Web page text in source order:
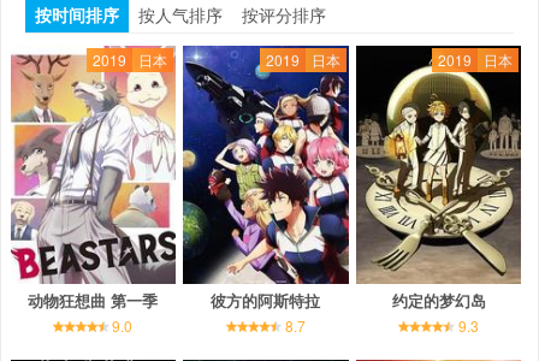
按时间排序
按人气排序 按评分排序
2019 日本
动物狂想曲 第一季
9.0
2019 日本
彼方的阿斯特拉
8.7
2019 日本
约定的梦幻岛
9.3